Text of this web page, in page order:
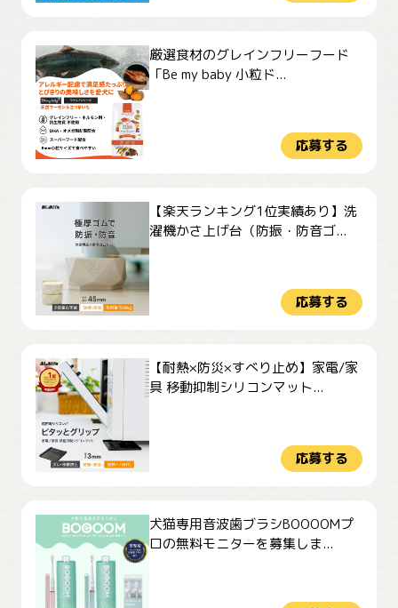
厳選食材のグレインフリーフード
「Be my baby 小粒ド...
応募する
【楽天ランキング1位実績あり】洗
濯機かさ上げ台（防振・防音ゴ...
応募する
【耐熱×防災×すべり止め】家電/家
具 移動抑制シリコンマット...
応募する
犬猫専用音波歯ブラシBOOOOMプ
ロの無料モニターを募集しま...